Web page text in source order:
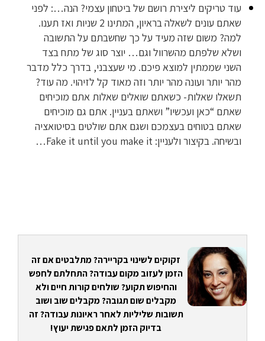
עוד טריקים ליצירת רושם של ביטחון עצמי? הנה…: לפני
שאתם עונים לשאלה בראיון, המתינו 2 שניות ואז תענו.
למה? משום שזה מעיד על כך שחשבתם על התשובה
ושלא שלפתם מהשרוול וגם… יוצר סוג של מתח בצד
השני שממתין למוצא פיכם. מי שעצבני, בדרך כלל מדבר
מהר יותר ועונה מהר יותר וזה מאוד קל לזיהוי. מה עוד?
תשאלו שאלות- כשאתם שואלים שאלות אתם מוכיחים
שאתם “כאן ועכשיו” ושאתם בעניין. אתם גם מוכיחים
שאתם בטוחים בעצמכם ושגם אתם שולטים בסיטואציה
ובשיחה. בקיצור ולעניין: Fake it until you make it…
זקוקים לשינוי בקריירה? מתלבטים אם זה
הזמן לעזוב מקום עבודה? התחלתם לחפש
והחיפוש תקוע? שולחים קורות חיים ולא
מקבלים שום תגובה? מקבלים שוב ושוב
תשובות שליליות לאחר ראיונות עבודה? זה
בדיוק הזמן לתאם פגישת יעוץ!